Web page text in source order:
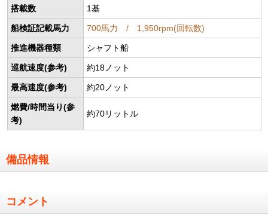
搭載数 1基
船検証記載馬力 700馬力 / 1,950rpm(回転数)
推進機器種類 シャフト船
巡航速度(参考) 約18ノット
最高速度(参考) 約20ノット
燃費/時間当り(参
考)
約70リットル
備品情報
コメント